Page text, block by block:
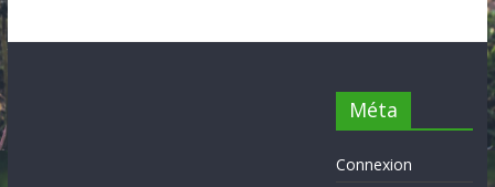
Méta
Connexion